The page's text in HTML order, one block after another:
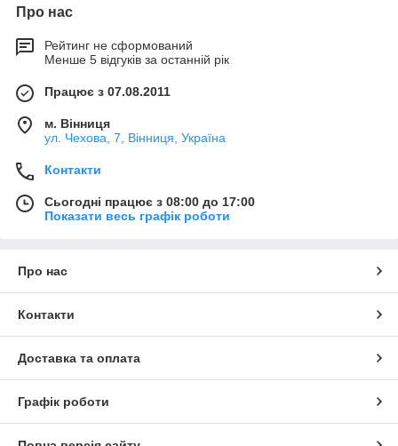
Про нас
Рейтинг не сформований
Менше 5 відгуків за останній рік
Працює з 07.08.2011
м. Вінниця
ул. Чехова, 7, Вінниця, Україна
Контакти
Сьогодні працює з 08:00 до 17:00
Показати весь графік роботи
Про нас
Контакти
Доставка та оплата
Графік роботи